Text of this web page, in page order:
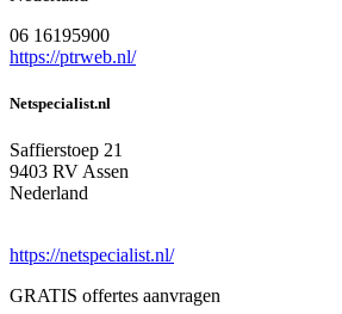
06 16195900
https://ptrweb.nl/
Netspecialist.nl
Saffierstoep 21
9403 RV Assen
Nederland
https://netspecialist.nl/
GRATIS offertes aanvragen